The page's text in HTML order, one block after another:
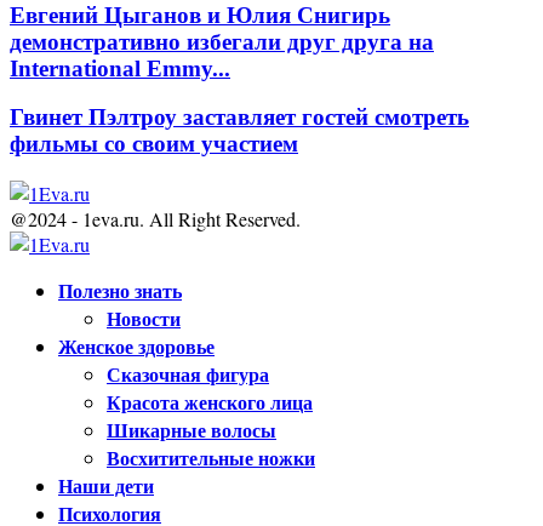
Евгений Цыганов и Юлия Снигирь
демонстративно избегали друг друга на
International Emmy...
Гвинет Пэлтроу заставляет гостей смотреть
фильмы со своим участием
@2024 - 1eva.ru. All Right Reserved.
Полезно знать
Новости
Женское здоровье
Сказочная фигура
Красота женского лица
Шикарные волосы
Восхитительные ножки
Наши дети
Психология